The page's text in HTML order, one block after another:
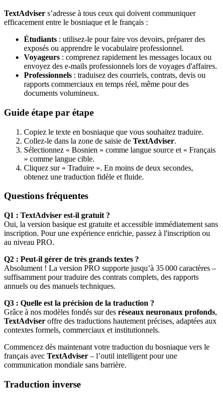
TextAdviser s’adresse à tous ceux qui doivent communiquer
efficacement entre le bosniaque et le français :
Étudiants : utilisez-le pour faire vos devoirs, préparer des
exposés ou apprendre le vocabulaire professionnel.
Voyageurs : comprenez rapidement les messages locaux ou
envoyez des e-mails professionnels lors de voyages d'affaires.
Professionnels : traduisez des courriels, contrats, devis ou
rapports commerciaux en temps réel, même pour des
documents volumineux.
Guide étape par étape
Copiez le texte en bosniaque que vous souhaitez traduire.
Collez-le dans la zone de saisie de TextAdviser.
Sélectionnez « Bosnien » comme langue source et « Français
» comme langue cible.
Cliquez sur « Traduire ». En moins de deux secondes,
obtenez une traduction fidèle et fluide.
Questions fréquentes
Q1 : TextAdviser est-il gratuit ?
Oui, la version basique est gratuite et accessible immédiatement sans
inscription. Pour une expérience enrichie, passez à l'inscription ou
au niveau PRO.
Q2 : Peut-il gérer de très grands textes ?
Absolument ! La version PRO supporte jusqu’à 35 000 caractères –
suffisamment pour traduire des contrats complets, des rapports
annuels ou des manuels techniques.
Q3 : Quelle est la précision de la traduction ?
Grâce à nos modèles fondés sur des réseaux neuronaux profonds,
TextAdviser offre des traductions hautement précises, adaptées aux
contextes formels, commerciaux et institutionnels.
Commencez dès maintenant votre traduction du bosniaque vers le
français avec TextAdviser – l’outil intelligent pour une
communication mondiale sans barrière.
Traduction inverse